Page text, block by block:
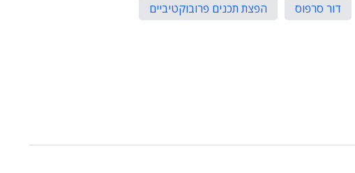
דור סרפוס הפצת תכנים פרובוקטיביים